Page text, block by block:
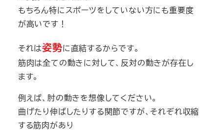
もちろん特にスポーツをしていない方にも重要度
が高いです！
それは姿勢に直結するからです。
筋肉は全ての動きに対して、反対の動きが存在し
ます。
例えば、肘の動きを想像してください。
曲げたり伸ばしたりする関節ですが、それぞれ収縮
する筋肉があり